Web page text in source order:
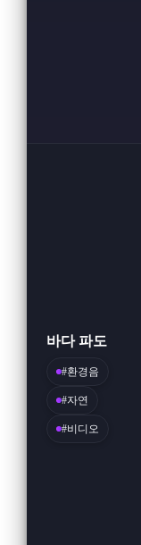
바다 파도
#환경음
#자연
#비디오